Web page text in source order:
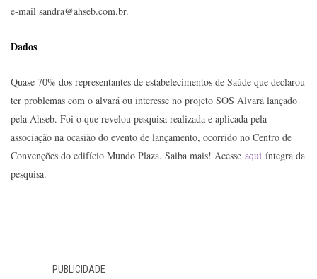
e-mail sandra@ahseb.com.br.
Dados
Quase 70% dos representantes de estabelecimentos de Saúde que declarou
ter problemas com o alvará ou interesse no projeto SOS Alvará lançado
pela Ahseb. Foi o que revelou pesquisa realizada e aplicada pela
associação na ocasião do evento de lançamento, ocorrido no Centro de
Convenções do edifício Mundo Plaza. Saiba mais! Acesse aqui íntegra da
pesquisa.
PUBLICIDADE